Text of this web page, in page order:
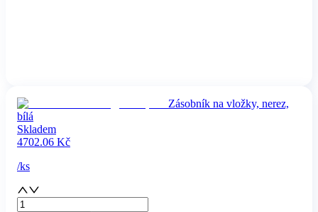
Zásobník na vložky, nerez,
bílá
Skladem
4702.06 Kč
/ks